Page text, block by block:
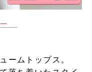
ー
ームトップス。